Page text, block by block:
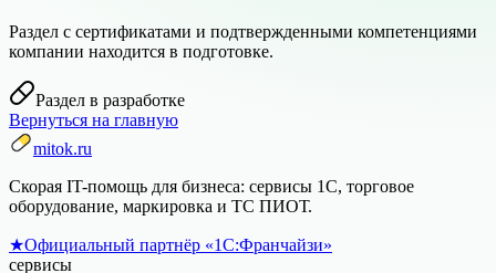
Раздел с сертификатами и подтвержденными компетенциями
компании находится в подготовке.
Раздел в разработке
Вернуться на главную
mitok.ru
Скорая IT-помощь для бизнеса: сервисы 1С, торговое
оборудование, маркировка и ТС ПИОТ.
★Официальный партнёр «1С:Франчайзи»
сервисы